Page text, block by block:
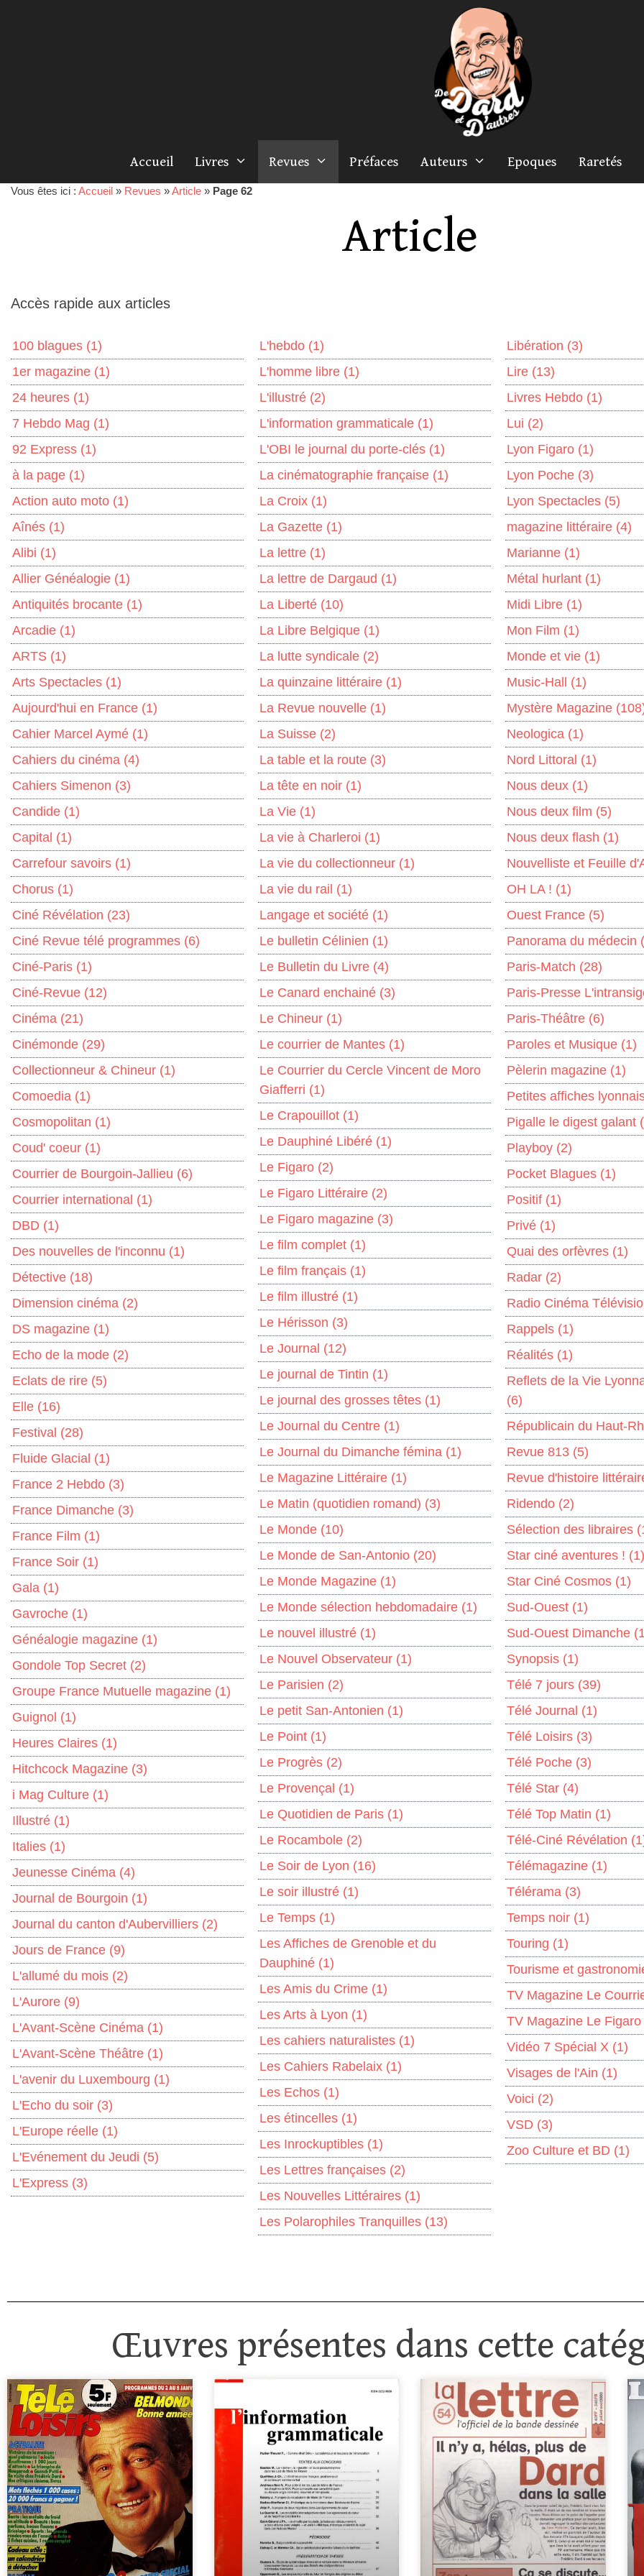
Accueil Livres Revues Préfaces Auteurs Epoques Raretés
Vous êtes ici : Accueil » Revues »Article » Page 62
Article
Accès rapide aux articles
100 blagues (1)
1er magazine (1)
24 heures (1)
7 Hebdo Mag (1)
92 Express (1)
à la page (1)
Action auto moto (1)
Aînés (1)
Alibi (1)
Allier Généalogie (1)
Antiquités brocante (1)
Arcadie (1)
ARTS (1)
Arts Spectacles (1)
Aujourd'hui en France (1)
Cahier Marcel Aymé (1)
Cahiers du cinéma (4)
Cahiers Simenon (3)
Candide (1)
Capital (1)
Carrefour savoirs (1)
Chorus (1)
Ciné Révélation (23)
Ciné Revue télé programmes (6)
Ciné-Paris (1)
Ciné-Revue (12)
Cinéma (21)
Cinémonde (29)
Collectionneur & Chineur (1)
Comoedia (1)
Cosmopolitan (1)
Coud' coeur (1)
Courrier de Bourgoin-Jallieu (6)
Courrier international (1)
DBD (1)
Des nouvelles de l'inconnu (1)
Détective (18)
Dimension cinéma (2)
DS magazine (1)
Echo de la mode (2)
Eclats de rire (5)
Elle (16)
Festival (28)
Fluide Glacial (1)
France 2 Hebdo (3)
France Dimanche (3)
France Film (1)
France Soir (1)
Gala (1)
Gavroche (1)
Généalogie magazine (1)
Gondole Top Secret (2)
Groupe France Mutuelle magazine (1)
Guignol (1)
Heures Claires (1)
Hitchcock Magazine (3)
i Mag Culture (1)
Illustré (1)
Italies (1)
Jeunesse Cinéma (4)
Journal de Bourgoin (1)
Journal du canton d'Aubervilliers (2)
Jours de France (9)
L'allumé du mois (2)
L'Aurore (9)
L'Avant-Scène Cinéma (1)
L'Avant-Scène Théâtre (1)
L'avenir du Luxembourg (1)
L'Echo du soir (3)
L'Europe réelle (1)
L'Evénement du Jeudi (5)
L'Express (3)
L'hebdo (1)
L'homme libre (1)
L'illustré (2)
L'information grammaticale (1)
L'OBI le journal du porte-clés (1)
La cinématographie française (1)
La Croix (1)
La Gazette (1)
La lettre (1)
La lettre de Dargaud (1)
La Liberté (10)
La Libre Belgique (1)
La lutte syndicale (2)
La quinzaine littéraire (1)
La Revue nouvelle (1)
La Suisse (2)
La table et la route (3)
La tête en noir (1)
La Vie (1)
La vie à Charleroi (1)
La vie du collectionneur (1)
La vie du rail (1)
Langage et société (1)
Le bulletin Célinien (1)
Le Bulletin du Livre (4)
Le Canard enchainé (3)
Le Chineur (1)
Le courrier de Mantes (1)
Le Courrier du Cercle Vincent de Moro
Giafferri (1)
Le Crapouillot (1)
Le Dauphiné Libéré (1)
Le Figaro (2)
Le Figaro Littéraire (2)
Le Figaro magazine (3)
Le film complet (1)
Le film français (1)
Le film illustré (1)
Le Hérisson (3)
Le Journal (12)
Le journal de Tintin (1)
Le journal des grosses têtes (1)
Le Journal du Centre (1)
Le Journal du Dimanche fémina (1)
Le Magazine Littéraire (1)
Le Matin (quotidien romand) (3)
Le Monde (10)
Le Monde de San-Antonio (20)
Le Monde Magazine (1)
Le Monde sélection hebdomadaire (1)
Le nouvel illustré (1)
Le Nouvel Observateur (1)
Le Parisien (2)
Le petit San-Antonien (1)
Le Point (1)
Le Progrès (2)
Le Provençal (1)
Le Quotidien de Paris (1)
Le Rocambole (2)
Le Soir de Lyon (16)
Le soir illustré (1)
Le Temps (1)
Les Affiches de Grenoble et du
Dauphiné (1)
Les Amis du Crime (1)
Les Arts à Lyon (1)
Les cahiers naturalistes (1)
Les Cahiers Rabelaix (1)
Les Echos (1)
Les étincelles (1)
Les Inrockuptibles (1)
Les Lettres françaises (2)
Les Nouvelles Littéraires (1)
Les Polarophiles Tranquilles (13)
Libération (3)
Lire (13)
Livres Hebdo (1)
Lui (2)
Lyon Figaro (1)
Lyon Poche (3)
Lyon Spectacles (5)
magazine littéraire (4)
Marianne (1)
Métal hurlant (1)
Midi Libre (1)
Mon Film (1)
Monde et vie (1)
Music-Hall (1)
Mystère Magazine
Neologica (1)
Nord Littoral (1)
Nous deux (1)
Nous deux film (5)
Nous deux flash (1)
Nouvelliste et Feuille
OH LA ! (1)
Ouest France (5)
Panorama du médecin
Paris-Match (28)
Paris-Presse
Paris-Théâtre (6)
Paroles et Musique (1)
Pèlerin magazine (1)
Petites affiches
Pigalle le digest galant
Playboy (2)
Pocket Blagues (1)
Positif (1)
Privé (1)
Quai des orfèvres (1)
Radar (2)
Radio Cinéma
Rappels (1)
Réalités (1)
Reflets de la Vie
(6)
Républicain du Haut-
Revue 813 (5)
Revue d'histoire
Ridendo (2)
Sélection des libraires
Star ciné aventures !
Star Ciné Cosmos (1)
Sud-Ouest (1)
Sud-Ouest Dimanche
Synopsis (1)
Télé 7 jours (39)
Télé Journal (1)
Télé Loisirs (3)
Télé Poche (3)
Télé Star (4)
Télé Top Matin (1)
Télé-Ciné Révélation
Télémagazine (1)
Télérama (3)
Temps noir (1)
Touring (1)
Tourisme et
TV Magazine Le
TV Magazine Le
Vidéo 7 Spécial X (1)
Visages de l'Ain (1)
Voici (2)
VSD (3)
Zoo Culture et BD (1)
Œuvres présentes dans cette